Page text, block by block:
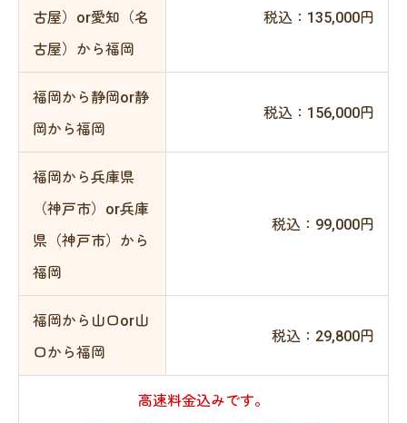
古屋）or愛知（名
古屋）から福岡
税込：135,000円
福岡から静岡or静
岡から福岡
税込：156,000円
福岡から兵庫県
（神戸市）or兵庫
県（神戸市）から
福岡
税込：99,000円
福岡から山口or山
口から福岡
税込：29,800円
高速料金込みです。